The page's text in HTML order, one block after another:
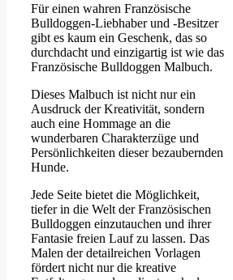
Für einen wahren Französische
Bulldoggen-Liebhaber und -Besitzer
gibt es kaum ein Geschenk, das so
durchdacht und einzigartig ist wie das
Französische Bulldoggen Malbuch.
Dieses Malbuch ist nicht nur ein
Ausdruck der Kreativität, sondern
auch eine Hommage an die
wunderbaren Charakterzüge und
Persönlichkeiten dieser bezaubernden
Hunde.
Jede Seite bietet die Möglichkeit,
tiefer in die Welt der Französischen
Bulldoggen einzutauchen und ihrer
Fantasie freien Lauf zu lassen. Das
Malen der detailreichen Vorlagen
fördert nicht nur die kreative